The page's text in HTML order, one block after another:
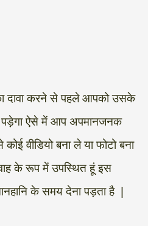
दावा करने से पहले आपको उसके
पड़ेगा ऐसे में आप अपमानजनक
वीडियो बना ले या फोटो बना
के रूप में उपस्थित हूं इस
के समय देना पड़ता है |